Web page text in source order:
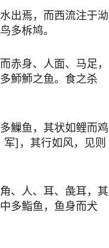
出焉，而西流注于泑
多柝鸠。
赤身、人面、马足，
魳魳之鱼。食之杀
䲃鱼，其状如鲤而鸡
]，其行如风，见则
、人、耳、彘耳，其
多鮨鱼，鱼身而犬